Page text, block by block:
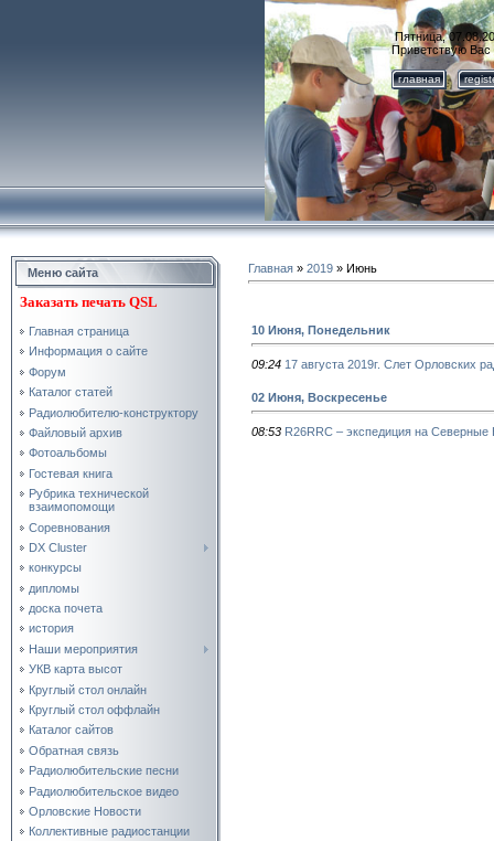
Пятница,
Приветствую Вас
главная
Меню сайта
Заказать печать QSL
Главная страница
Информация о сайте
Форум
Каталог статей
Радиолюбителю-конструктору
Файловый архив
Фотоальбомы
Гостевая книга
Рубрика технической
взаимопомощи
Соревнования
DX Cluster
конкурсы
дипломы
доска почета
история
Наши мероприятия
УКВ карта высот
Круглый стол онлайн
Круглый стол оффлайн
Каталог сайтов
Обратная связь
Радиолюбительские песни
Радиолюбительское видео
Орловские Новости
Коллективные радиостанции
Главная » 2019 » Июнь
10 Июня, Понедельник
09:24 17 августа 2019г. Слет Орловских
02 Июня, Воскресенье
08:53 R26RRC – экспедиция на Северные